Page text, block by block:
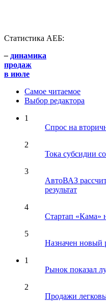
Статистика АЕБ:
– динамика
продаж
в июле
Самое читаемое
Выбор редактора
1
Спрос на
2
Тока субсидии
3
АвтоВАЗ
результат
4
Стартап «Кама»
5
Назначен новый
1
Рынок показал
2
Продажи